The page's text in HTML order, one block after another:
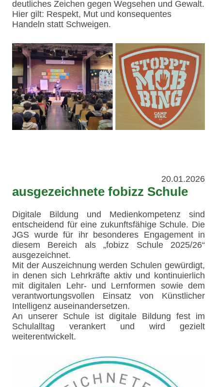
deutliches Zeichen gegen Wegsehen und Gewalt.
Hier gilt: Respekt, Mut und konsequentes
Handeln statt Schweigen.
20.01.2026
ausgezeichnete fobizz Schule
Digitale Bildung und Medienkompetenz sind
entscheidend für eine zukunftsfähige Schule. Die
JGS wurde für ihr besonderes Engagement in
diesem Bereich als „fobizz Schule 2025/26“
ausgezeichnet.
Mit der Auszeichnung werden Schulen gewürdigt,
in denen sich Lehrkräfte aktiv und kontinuierlich
mit digitalen Lehr- und Lernformen sowie dem
verantwortungsvollen Einsatz von Künstlicher
Intelligenz auseinandersetzen.
An unserer Schule ist digitale Bildung fest im
Schulalltag verankert und wird gezielt
weiterentwickelt.